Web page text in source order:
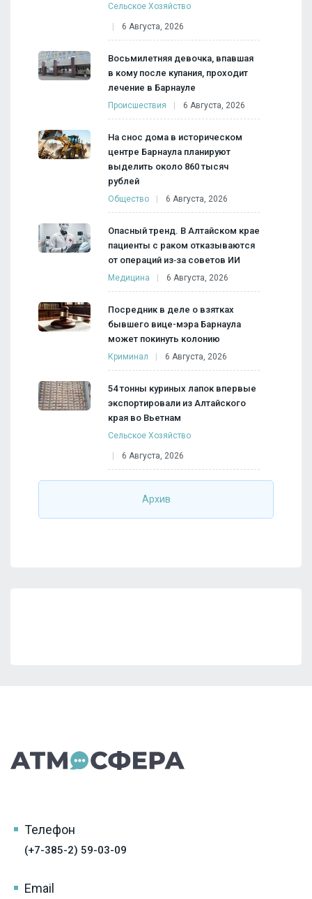
Сельское Хозяйство
6 Августа, 2026
Восьмилетняя девочка, впавшая
в кому после купания, проходит
лечение в Барнауле
Происшествия 6 Августа, 2026
На снос дома в историческом
центре Барнаула планируют
выделить около 860 тысяч
рублей
Общество 6 Августа, 2026
Опасный тренд. В Алтайском крае
пациенты с раком отказываются
от операций из‑за советов ИИ
Медицина 6 Августа, 2026
Посредник в деле о взятках
бывшего вице-мэра Барнаула
может покинуть колонию
Криминал 6 Августа, 2026
54 тонны куриных лапок впервые
экспортировали из Алтайского
края во Вьетнам
Сельское Хозяйство
6 Августа, 2026
Архив
Телефон
(+7-385-2) 59-03-09
Email